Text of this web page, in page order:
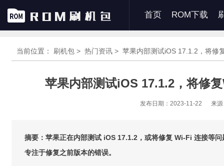
首页 ROM下载
当前位置： 刷机包 > 热门资讯 > 苹果内部测试iOS 17.1.2，将修
苹果内部测试iOS 17.1.2，将修
发布日期：2023-11-22 来
摘要：苹果正在内部测试 iOS 17.1.2，或将修复 Wi-Fi 连接等
专注于修复之前版本的错误。